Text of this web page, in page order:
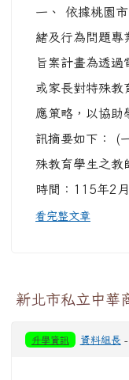
一、 依據桃園
緒及行為問題專
旨案計畫為透
或家長對特殊教
應策略，以協助
訊摘要如下： (
殊教育學生之
時間：115年2
看完整文章
新北市私立中華
升學資訊 資料組長 -